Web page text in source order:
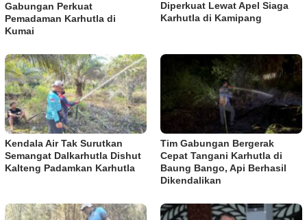
Gabungan Perkuat
Pemadaman Karhutla di
Kumai
Diperkuat Lewat Apel Siaga
Karhutla di Kamipang
Kendala Air Tak Surutkan
Semangat Dalkarhutla Dishut
Kalteng Padamkan Karhutla
Tim Gabungan Bergerak
Cepat Tangani Karhutla di
Baung Bango, Api Berhasil
Dikendalikan